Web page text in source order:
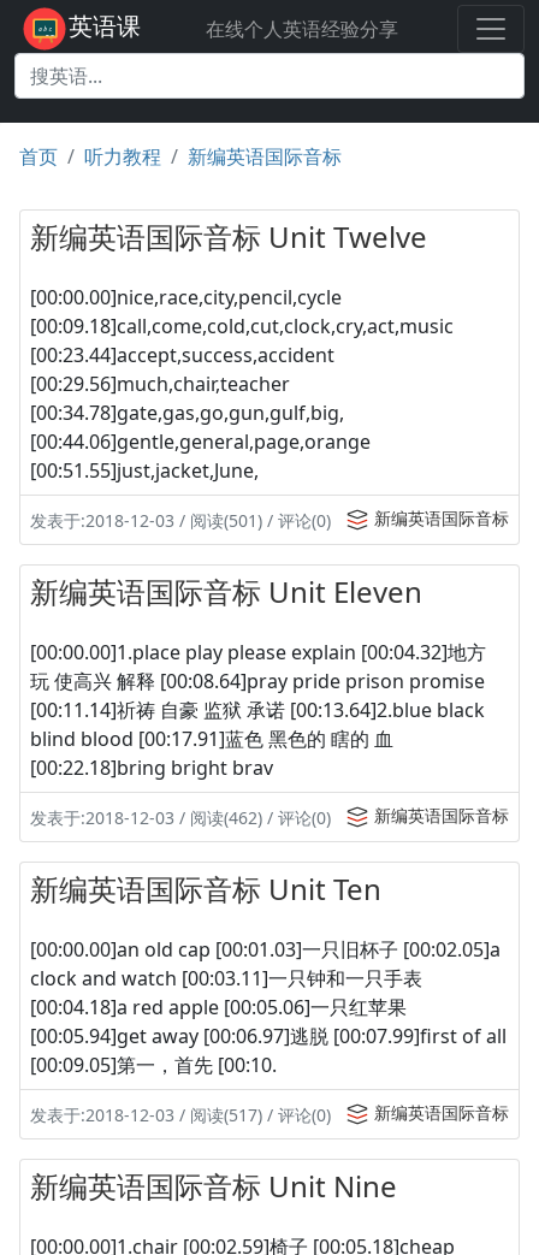
英语课 在线个人英语经验分享
首页 听力教程 新编英语国际音标
新编英语国际音标 Unit Twelve
[00:00.00]nice,race,city,pencil,cycle
[00:09.18]call,come,cold,cut,clock,cry,act,music
[00:23.44]accept,success,accident
[00:29.56]much,chair,teacher
[00:34.78]gate,gas,go,gun,gulf,big,
[00:44.06]gentle,general,page,orange
[00:51.55]just,jacket,June,
发表于:2018-12-03 / 阅读(501) / 评论(0) 新编英语国际音标
新编英语国际音标 Unit Eleven
[00:00.00]1.place play please explain [00:04.32]地方
玩 使高兴 解释 [00:08.64]pray pride prison promise
[00:11.14]祈祷 自豪 监狱 承诺 [00:13.64]2.blue black
blind blood [00:17.91]蓝色 黑色的 瞎的 血
[00:22.18]bring bright brav
发表于:2018-12-03 / 阅读(462) / 评论(0) 新编英语国际音标
新编英语国际音标 Unit Ten
[00:00.00]an old cap [00:01.03]一只旧杯子 [00:02.05]a
clock and watch [00:03.11]一只钟和一只手表
[00:04.18]a red apple [00:05.06]一只红苹果
[00:05.94]get away [00:06.97]逃脱 [00:07.99]first of all
[00:09.05]第一，首先 [00:10.
发表于:2018-12-03 / 阅读(517) / 评论(0) 新编英语国际音标
新编英语国际音标 Unit Nine
[00:00.00]1.chair [00:02.59]椅子 [00:05.18]cheap